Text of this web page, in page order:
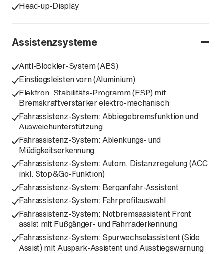
Head-up-Display
Assistenzsysteme
Anti-Blockier-System (ABS)
Einstiegsleisten vorn (Aluminium)
Elektron. Stabilitäts-Programm (ESP) mit
Bremskraftverstärker elektro-mechanisch
Fahrassistenz-System: Abbiegebremsfunktion und
Ausweichunterstützung
Fahrassistenz-System: Ablenkungs- und
Müdigkeitserkennung
Fahrassistenz-System: Autom. Distanzregelung (ACC
inkl. Stop&Go-Funktion)
Fahrassistenz-System: Berganfahr-Assistent
Fahrassistenz-System: Fahrprofilauswahl
Fahrassistenz-System: Notbremsassistent Front
assist mit Fußgänger- und Fahrraderkennung
Fahrassistenz-System: Spurwechselassistent (Side
Assist) mit Auspark-Assistent und Ausstiegswarnung